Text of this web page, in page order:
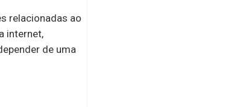
relacionadas ao
internet,
de uma